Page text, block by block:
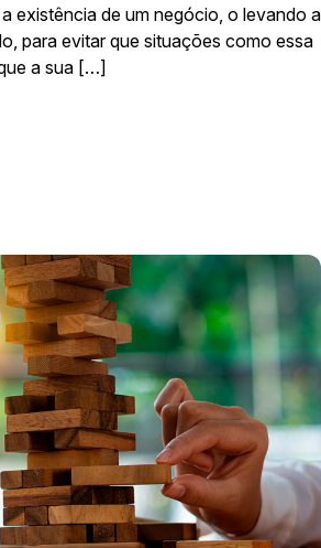
existência de um negócio, o levando a
para evitar que situações como essa
a sua […]